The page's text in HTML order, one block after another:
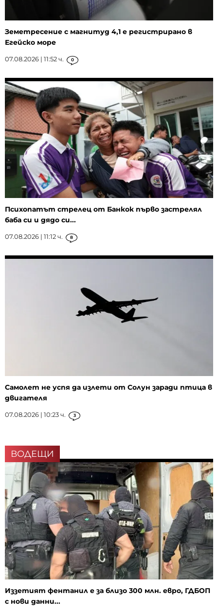
Земетресение с магнитуд 4,1 е регистрирано в
Егейско море
07.08.2026 | 11:52 ч. 0
Психопатът стрелец от Банкок първо застрелял
баба си и дядо си...
07.08.2026 | 11:12 ч. 8
Самолет не успя да излети от Солун заради птица в
двигателя
07.08.2026 | 10:23 ч. 3
ВОДЕЩИ
Иззетият фентанил е за близо 300 млн. евро, ГДБОП
с нови данни...